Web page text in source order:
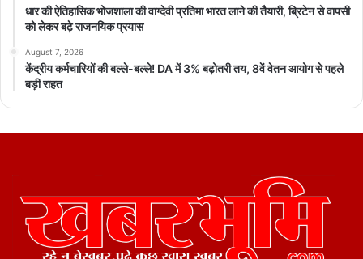
धार की ऐतिहासिक भोजशाला की वाग्देवी प्रतिमा भारत लाने की तैयारी, ब्रिटेन से वापसी
को लेकर बढ़े राजनयिक प्रयास
August 7, 2026
केंद्रीय कर्मचारियों की बल्ले-बल्ले! DA में 3% बढ़ोतरी तय, 8वें वेतन आयोग से पहले
बड़ी राहत